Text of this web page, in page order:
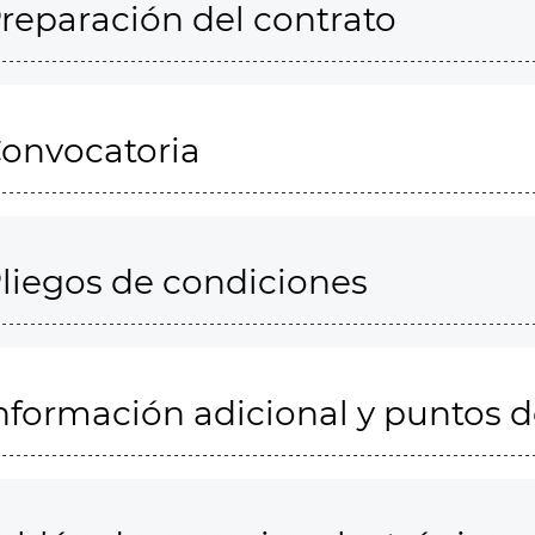
del contrato
de condiciones
adicional y puntos